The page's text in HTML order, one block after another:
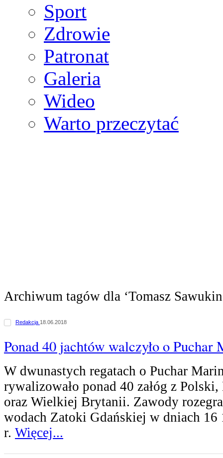
Sport
Zdrowie
Patronat
Galeria
Wideo
Warto przeczytać
Archiwum tagów dla ‘Tomasz
Redakcja 18.06.2018
Ponad 40 jachtów walczyło o Puchar
W dwunastych regatach o Puchar
rywalizowało ponad 40 załóg z
oraz Wielkiej Brytanii. Zawody
wodach Zatoki Gdańskiej w dniach 16
r. Więcej...